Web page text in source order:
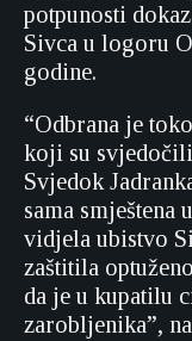
potpunosti
Sivca u logoru
godine.
“Odbrana je
koji su
Svjedok
sama smještena
vidjela ubistvo
zaštitila
da je u kupatilu
zarobljenika”,